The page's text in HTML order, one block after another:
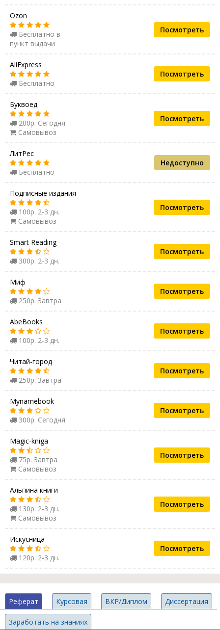
Ozon
Бесплатно в
пункт выдачи
Посмотреть
AliExpress
Бесплатно
Посмотреть
Буквоед
200р. Сегодня
Самовывоз
Посмотреть
ЛитРес
Бесплатно
Недоступно
Подписные издания
100р. 2-3 дн.
Самовывоз
Посмотреть
Smart Reading
300р. 2-3 дн.
Посмотреть
Миф
250р. Завтра
Посмотреть
AbeBooks
100р. 2-3 дн.
Посмотреть
Читай-город
250р. Завтра
Посмотреть
Mynamebook
300р. Сегодня
Посмотреть
Magic-kniga
75р. Завтра
Самовывоз
Посмотреть
Альпина книги
130р. 2-3 дн.
Самовывоз
Посмотреть
Искусница
120р. 2-3 дн.
Посмотреть
Реферат Курсовая ВКР/Диплом Диссертация
Заработать на знаниях